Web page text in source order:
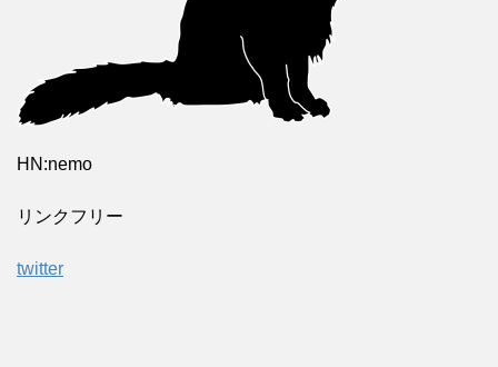
HN:nemo
リンクフリー
twitter